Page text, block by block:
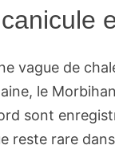
vague de
le
sont
reste rare